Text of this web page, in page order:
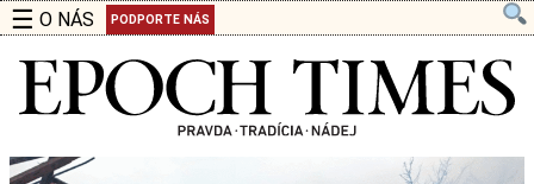
☰ O NÁS PODPORTE NÁS